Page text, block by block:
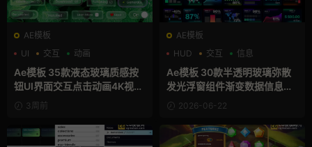
AE模板
UI
交互 动画
Ae模板 35款液态玻璃质感按
钮UI界面交互点击动画4K视频
片头3周前
AE模板
HUD
交互 信息
Ae模板 30款半透明玻璃弥散
发光浮窗组件渐变数据信息图
表卡片2026-06-22